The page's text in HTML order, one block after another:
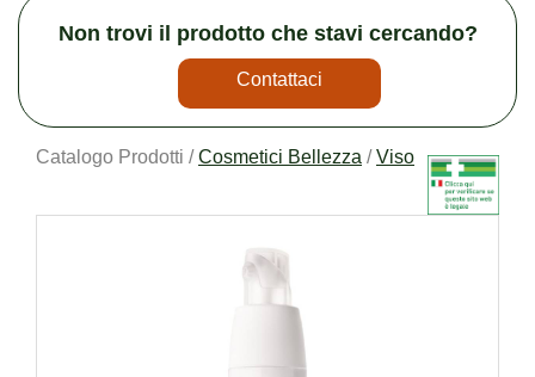
Non trovi il prodotto che stavi cercando?
Contattaci
Catalogo Prodotti /Cosmetici Bellezza /Viso